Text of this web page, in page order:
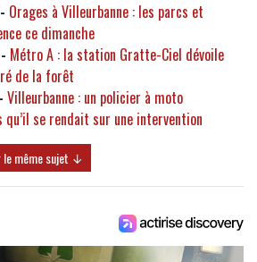
Orages à Villeurbanne : les parcs et
ce dimanche
Métro A : la station Gratte-Ciel dévoile
de la forêt
Villeurbanne : un policier à moto
se rendait sur une intervention
même sujet ↓